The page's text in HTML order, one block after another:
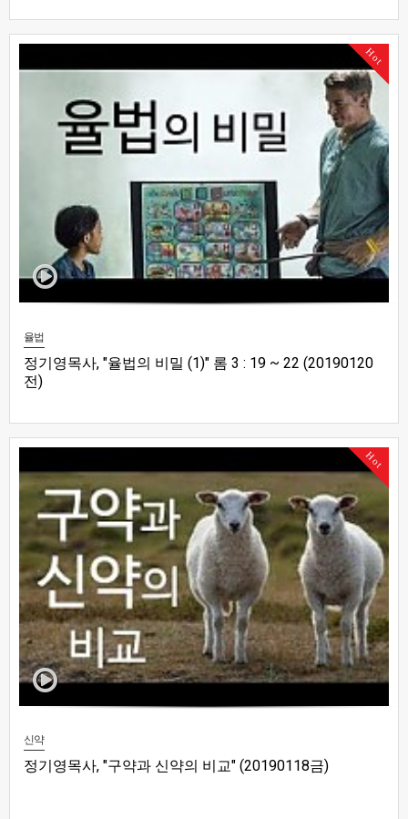
Hot
율법
정기영목사, "율법의 비밀 (1)" 롬 3 : 19 ~ 22 (20190120
전)
Hot
신약
정기영목사, "구약과 신약의 비교" (20190118금)